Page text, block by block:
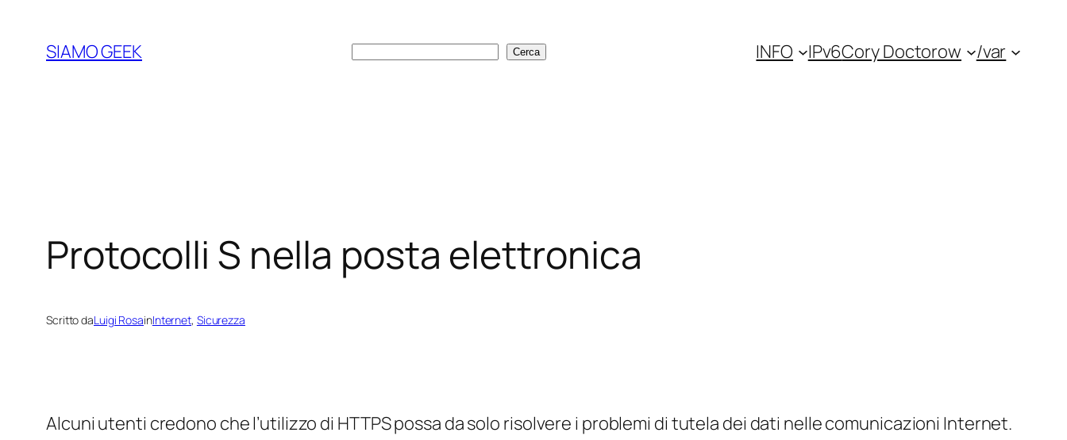
contenuto
SIAMO GEEK Cerca Cerca INFO IPv6Cory Doctorow /var
Protocolli S nella posta elettronica
Scritto daLuigi RosainInternet, Sicurezza
Alcuni utenti credono che l’utilizzo di HTTPS possa da solo risolvere i problemi di tutela dei dati nelle comunicazioni Internet.